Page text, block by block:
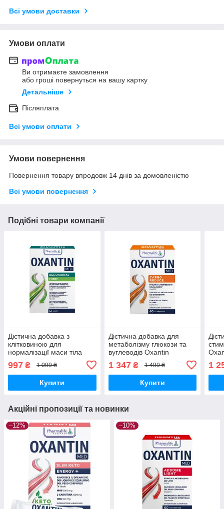
Всі умови доставки
Умови оплати
Ви отримаєте замовлення
або гроші повернуться на вашу картку
Детальніше
Післяплата
Всі умови оплати
Умови повернення
Повернення товару впродовж 14 днів за домовленістю
Всі умови повернення
Подібні товари компанії
Дієтична добавка з
клітковиною для
нормалізації маси тіла
саше по 7,4
997 ₴ 1 099 ₴
Купити
Дієтична добавка для
метаболізму глюкози та
вуглеводів Oxantin
"Розщеплення вуглеводів",
60 т
1 347₴ 1 499 ₴
Купити
1
Акційні пропозиції та новинки
–12% –10%